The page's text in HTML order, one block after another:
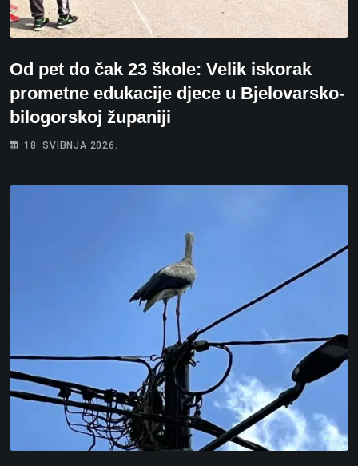
Od pet do čak 23 škole: Velik iskorak
prometne edukacije djece u Bjelovarsko-
bilogorskoj županiji
18. SVIBNJA 2026.